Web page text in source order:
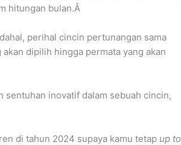
hitungan bulan.Â
perihal cincin pertunangan sama
dipilih hingga permata yang akan
sentuhan inovatif dalam sebuah cincin,
di tahun 2024 supaya kamu tetap up to